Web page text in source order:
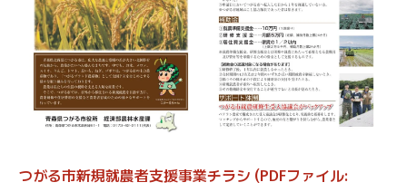
つがる市新規就農者支援事業チラシ (PDFファイル: